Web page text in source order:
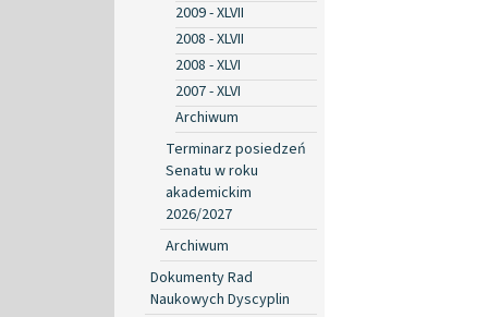
2009 - XLVII
2008 - XLVII
2008 - XLVI
2007 - XLVI
Archiwum
Terminarz posiedzeń
Senatu w roku
akademickim
2026/2027
Archiwum
Dokumenty Rad
Naukowych Dyscyplin